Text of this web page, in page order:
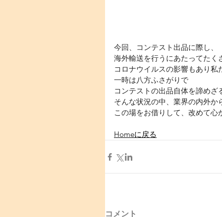
今回、コンテスト出品に際し、
海外輸送を行うにあたってたく
コロナウイルスの影響もあり私
一時は八方ふさがりで
コンテストの出品自体を諦めざ
そんな状況の中、業界の内外か
この場をお借りして、改めて心
Homeに戻る
コメント